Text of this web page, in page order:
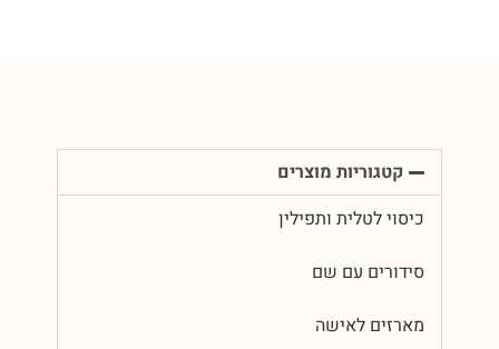
קטגוריות מוצרים
כיסוי לטלית ותפילין
סידורים עם שם
מארזים לאישה